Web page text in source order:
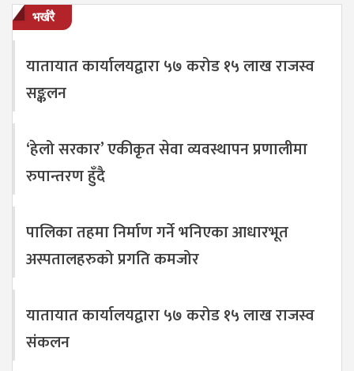
भर्खरै
यातायात कार्यालयद्वारा ५७ करोड १५ लाख राजस्व
सङ्कलन
‘हेलो सरकार’ एकीकृत सेवा व्यवस्थापन प्रणालीमा
रुपान्तरण हुँदै
पालिका तहमा निर्माण गर्ने भनिएका आधारभूत
अस्पतालहरुको प्रगति कमजोर
यातायात कार्यालयद्वारा ५७ करोड १५ लाख राजस्व
संकलन